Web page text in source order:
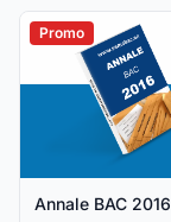
Promo
Annale BAC 2016